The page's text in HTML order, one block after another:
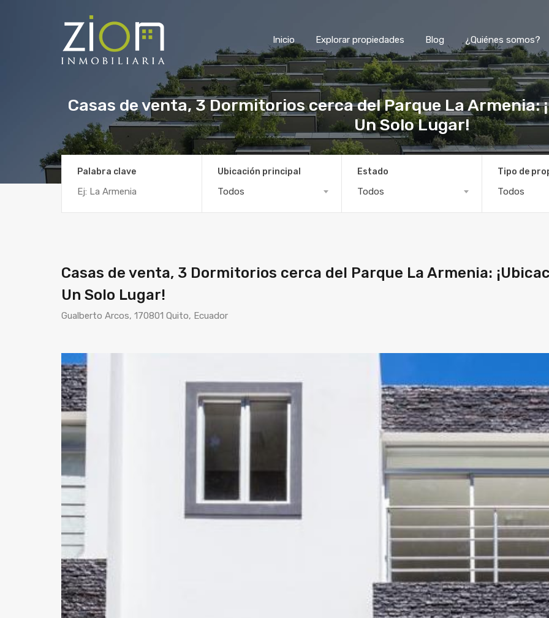
Inicio Explorar propiedades Blog ¿Quiénes somos?
Casas de venta, 3 Dormitorios cerca del Parque La Armenia:
Un Solo Lugar!
Palabra clave Ubicación principal
Todos
Estado
Todos
Tipo de
Todos
Casas de venta, 3 Dormitorios cerca del Parque La Armenia:
Un Solo Lugar!
Gualberto Arcos, 170801 Quito, Ecuador